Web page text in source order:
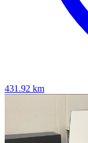
431.92 km